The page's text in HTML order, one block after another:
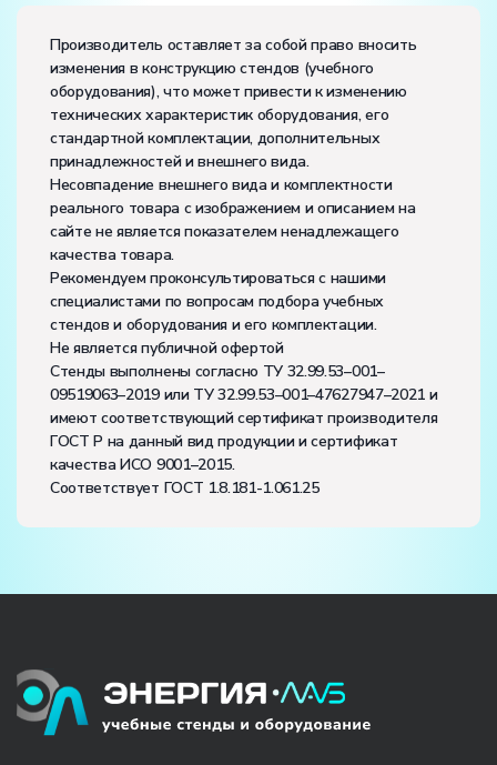
Производитель оставляет за собой право вносить
изменения в конструкцию стендов (учебного
оборудования), что может привести к изменению
технических характеристик оборудования, его
стандартной комплектации, дополнительных
принадлежностей и внешнего вида.
Несовпадение внешнего вида и комплектности
реального товара с изображением и описанием на
сайте не является показателем ненадлежащего
качества товара.
Рекомендуем проконсультироваться с нашими
специалистами по вопросам подбора учебных
стендов и оборудования и его комплектации.
Не является публичной офертой
Стенды выполнены согласно ТУ 32.99.53–001–
09519063–2019 или ТУ 32.99.53–001–47627947–2021 и
имеют соответствующий сертификат производителя
ГОСТ Р на данный вид продукции и сертификат
качества ИСО 9001–2015.
Соответствует ГОСТ 1.8.181-1.061.25